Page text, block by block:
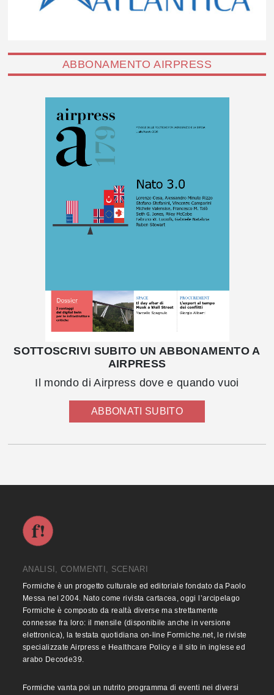
ABBONAMENTO AIRPRESS
SOTTOSCRIVI SUBITO UN ABBONAMENTO A
AIRPRESS
Il mondo di Airpress dove e quando vuoi
ABBONATI SUBITO
ANALISI, COMMENTI, SCENARI
Formiche è un progetto culturale ed editoriale fondato da Paolo
Messa nel 2004. Nato come rivista cartacea, oggi l’arcipelago
Formiche è composto da realtà diverse ma strettamente
connesse fra loro: il mensile (disponibile anche in versione
elettronica), la testata quotidiana on-line Formiche.net, le riviste
specializzate Airpress e Healthcare Policy e il sito in inglese ed
arabo Decode39.
Formiche vanta poi un nutrito programma di eventi nei diversi